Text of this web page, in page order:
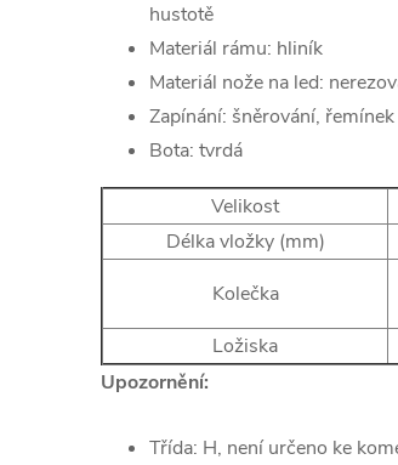
hustotě
Materiál rámu: hliník
Materiál nože na led:
Zapínání: šněrování,
Bota: tvrdá
Velikost
Délka vložky (mm)
Kolečka
Ložiska
Upozornění:
Třída: H, není určeno ke